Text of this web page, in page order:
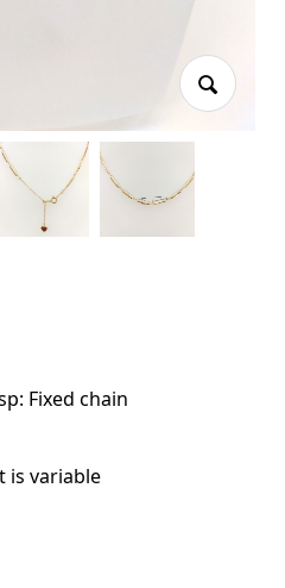
Fixed chain
is variable